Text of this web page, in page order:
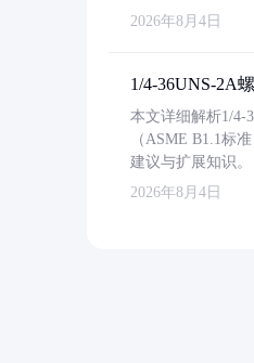
2026年8月4日
1/4-36UNS-2A
本文详细解析1/4-
（ASME B1.1标
建议与扩展知识。
2026年8月4日